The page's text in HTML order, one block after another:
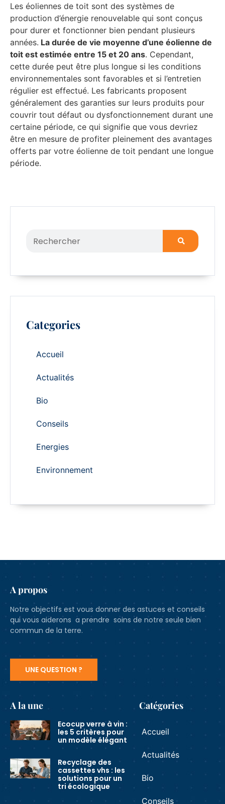
Les éoliennes de toit sont des systèmes de
production d’énergie renouvelable qui sont conçus
pour durer et fonctionner bien pendant plusieurs
années. La durée de vie moyenne d’une éolienne de
toit est estimée entre 15 et 20 ans. Cependant,
cette durée peut être plus longue si les conditions
environnementales sont favorables et si l’entretien
régulier est effectué. Les fabricants proposent
généralement des garanties sur leurs produits pour
couvrir tout défaut ou dysfonctionnement durant une
certaine période, ce qui signifie que vous devriez
être en mesure de profiter pleinement des avantages
offerts par votre éolienne de toit pendant une longue
période.
Categories
Accueil
Actualités
Bio
Conseils
Energies
Environnement
A propos
Notre objectifs est vous donner des astuces et conseils
qui vous aiderons a prendre soins de notre seule bien
commun de la terre.
UNE QUESTION ?
A la une
Ecocup verre à vin :
les 5 critères pour
un modèle élégant
Recyclage des
cassettes vhs : les
solutions pour un
tri écologique
Catégories
Accueil
Actualités
Bio
Conseils